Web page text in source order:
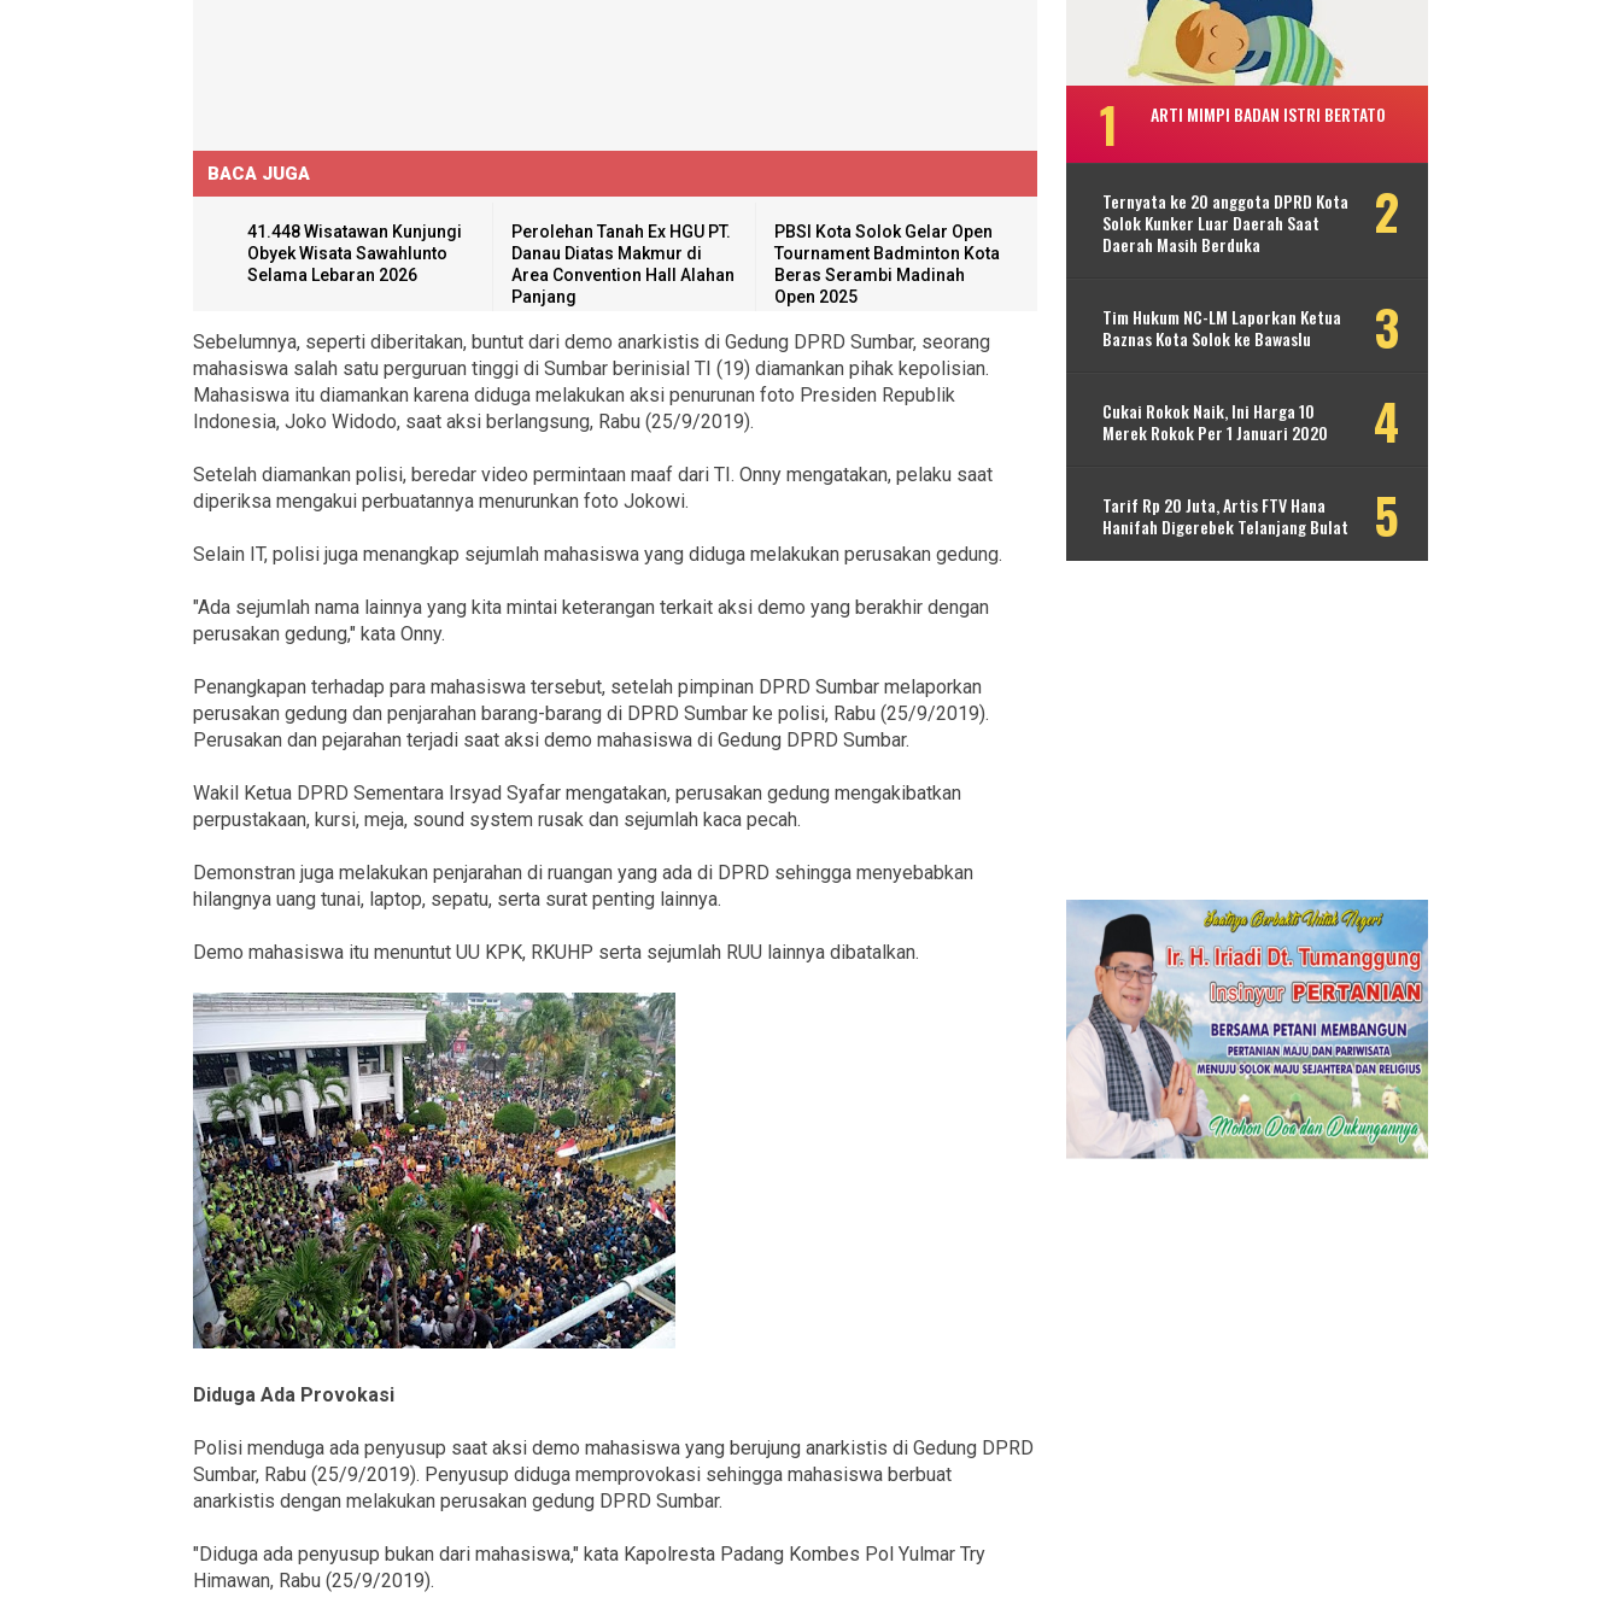
BACA JUGA
41.448 Wisatawan Kunjungi
Obyek Wisata Sawahlunto
Selama Lebaran 2026
Perolehan Tanah Ex HGU PT.
Danau Diatas Makmur di
Area Convention Hall Alahan
Panjang
PBSI Kota Solok Gelar Open
Tournament Badminton Kota
Beras Serambi Madinah
Open 2025
Sebelumnya, seperti diberitakan, buntut dari demo anarkistis di Gedung DPRD Sumbar, seorang
mahasiswa salah satu perguruan tinggi di Sumbar berinisial TI (19) diamankan pihak kepolisian.
Mahasiswa itu diamankan karena diduga melakukan aksi penurunan foto Presiden Republik
Indonesia, Joko Widodo, saat aksi berlangsung, Rabu (25/9/2019).
Setelah diamankan polisi, beredar video permintaan maaf dari TI. Onny mengatakan, pelaku saat
diperiksa mengakui perbuatannya menurunkan foto Jokowi.
Selain IT, polisi juga menangkap sejumlah mahasiswa yang diduga melakukan perusakan gedung.
"Ada sejumlah nama lainnya yang kita mintai keterangan terkait aksi demo yang berakhir dengan
perusakan gedung," kata Onny.
Penangkapan terhadap para mahasiswa tersebut, setelah pimpinan DPRD Sumbar melaporkan
perusakan gedung dan penjarahan barang-barang di DPRD Sumbar ke polisi, Rabu (25/9/2019).
Perusakan dan pejarahan terjadi saat aksi demo mahasiswa di Gedung DPRD Sumbar.
Wakil Ketua DPRD Sementara Irsyad Syafar mengatakan, perusakan gedung mengakibatkan
perpustakaan, kursi, meja, sound system rusak dan sejumlah kaca pecah.
Demonstran juga melakukan penjarahan di ruangan yang ada di DPRD sehingga menyebabkan
hilangnya uang tunai, laptop, sepatu, serta surat penting lainnya.
Demo mahasiswa itu menuntut UU KPK, RKUHP serta sejumlah RUU lainnya dibatalkan.
Diduga Ada Provokasi
Polisi menduga ada penyusup saat aksi demo mahasiswa yang berujung anarkistis di Gedung DPRD
Sumbar, Rabu (25/9/2019). Penyusup diduga memprovokasi sehingga mahasiswa berbuat
anarkistis dengan melakukan perusakan gedung DPRD Sumbar.
"Diduga ada penyusup bukan dari mahasiswa," kata Kapolresta Padang Kombes Pol Yulmar Try
Himawan, Rabu (25/9/2019).
ARTI MIMPI BADAN ISTRI BERTATO
Ternyata ke 20 anggota DPRD Kota
Solok Kunker Luar Daerah Saat
Daerah Masih Berduka
Tim Hukum NC-LM Laporkan Ketua
Baznas Kota Solok ke Bawaslu
Cukai Rokok Naik, Ini Harga 10
Merek Rokok Per 1 Januari 2020
Tarif Rp 20 Juta, Artis FTV Hana
Hanifah Digerebek Telanjang Bulat